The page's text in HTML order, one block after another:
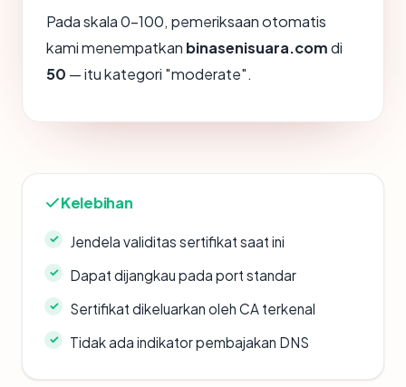
Pada skala 0-100, pemeriksaan otomatis
kami menempatkan binasenisuara.comdi
50 — itu kategori "moderate".
Kelebihan
Jendela validitas sertifikat saat ini
Dapat dijangkau pada port standar
Sertifikat dikeluarkan oleh CA terkenal
Tidak ada indikator pembajakan DNS